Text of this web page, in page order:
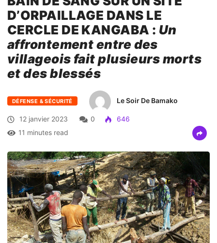
CERCLE DE KANGABA :Un
affrontement entre des
villageois fait plusieurs morts
et des blessés
DÉFENSE & SÉCURITÉ
12 janvier 2023 0
646